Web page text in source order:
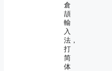
倉
頡
輸
入
法，
打
简
体